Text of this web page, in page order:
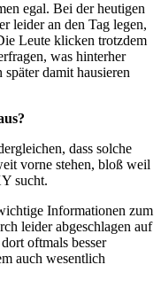
egal. Bei der heutigen
leider an den Tag legen,
Leute klicken trotzdem
was hinterher
damit hausieren
dass solche
vorne stehen, bloß weil
sucht.
Informationen zum
leider abgeschlagen auf
oftmals besser
auch wesentlich